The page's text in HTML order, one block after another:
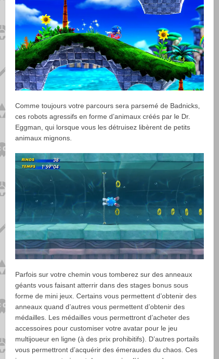
Comme toujours votre parcours sera parsemé de Badnicks,
ces robots agressifs en forme d’animaux créés par le Dr.
Eggman, qui lorsque vous les détruisez libèrent de petits
animaux mignons.
Parfois sur votre chemin vous tomberez sur des anneaux
géants vous faisant atterrir dans des stages bonus sous
forme de mini jeux. Certains vous permettent d’obtenir des
anneaux quand d’autres vous permettent d’obtenir des
médailles. Les médailles vous permettront d’acheter des
accessoires pour customiser votre avatar pour le jeu
multijoueur en ligne (à des prix prohibitifs). D’autres portails
vous permettront d’acquérir des émeraudes du chaos. Ces